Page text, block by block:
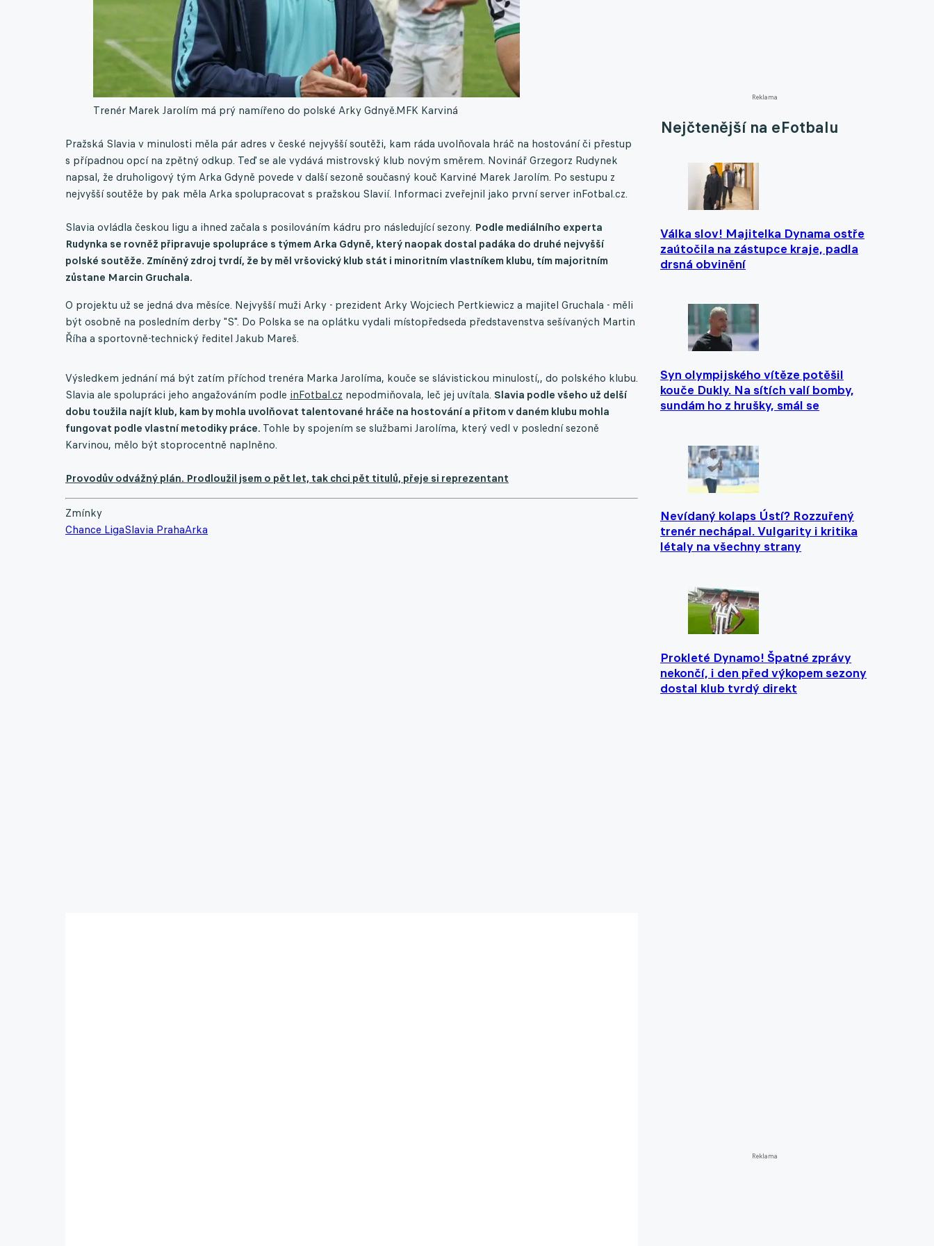
Reklama
Nejčtenější na eFotbalu
Válka slov! Majitelka Dynama ostře
zaútočila na zástupce kraje, padla
drsná obvinění
Syn olympijského vítěze potěšil
kouče Dukly. Na sítích valí bomby,
sundám ho z hrušky, smál se
Nevídaný kolaps Ústí? Rozzuřený
trenér nechápal. Vulgarity i kritika
létaly na všechny strany
Prokleté Dynamo! Špatné zprávy
nekončí, i den před výkopem sezony
dostal klub tvrdý direkt
Reklama
Trenér Marek Jarolím má prý namířeno do polské Arky Gdnyě.MFK Karviná
Pražská Slavia v minulosti měla pár adres v české nejvyšší soutěži, kam ráda uvolňovala hráč na hostování či přestup
s případnou opcí na zpětný odkup. Teď se ale vydává mistrovský klub novým směrem. Novinář Grzegorz Rudynek
napsal, že druholigový tým Arka Gdyně povede v další sezoně současný kouč Karviné Marek Jarolím. Po sestupu z
nejvyšší soutěže by pak měla Arka spolupracovat s pražskou Slavií. Informaci zveřejnil jako první server inFotbal.cz.
Slavia ovládla českou ligu a ihned začala s posilováním kádru pro následující sezony. Podle mediálního experta
Rudynka se rovněž připravuje spolupráce s týmem Arka Gdyně, který naopak dostal padáka do druhé nejvyšší
polské soutěže. Zmíněný zdroj tvrdí, že by měl vršovický klub stát i minoritním vlastníkem klubu, tím majoritním
zůstane Marcin Gruchala.
O projektu už se jedná dva měsíce. Nejvyšší muži Arky - prezident Arky Wojciech Pertkiewicz a majitel Gruchala - měli
být osobně na posledním derby "S". Do Polska se na oplátku vydali místopředseda představenstva sešívaných Martin
Říha a sportovně-technický ředitel Jakub Mareš.
Výsledkem jednání má být zatím příchod trenéra Marka Jarolíma, kouče se slávistickou minulostí,, do polského klubu.
Slavia ale spolupráci jeho angažováním podle inFotbal.cz nepodmiňovala, leč jej uvítala. Slavia podle všeho už delší
dobu toužila najít klub, kam by mohla uvolňovat talentované hráče na hostování a přitom v daném klubu mohla
fungovat podle vlastní metodiky práce. Tohle by spojením se službami Jarolíma, který vedl v poslední sezoně
Karvinou, mělo být stoprocentně naplněno.
Provodův odvážný plán. Prodloužil jsem o pět let, tak chci pět titulů, přeje si reprezentant
Zmínky
Chance LigaSlavia PrahaArka